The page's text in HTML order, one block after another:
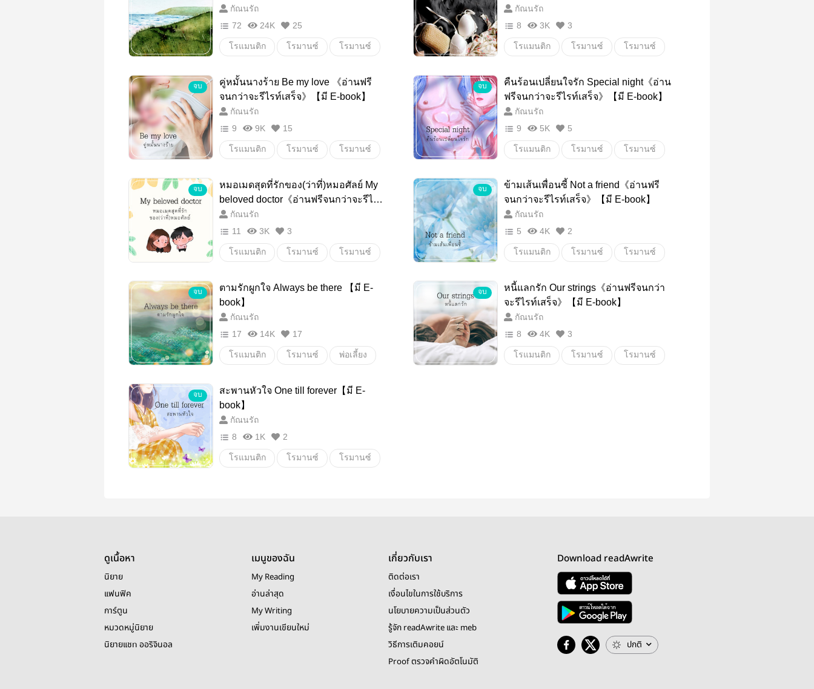
กัณนรัถ
72
24K 25
โรแมนติก โรมานซ์ โรมานซ์
กัณนรัถ
8
3K 3
โรแมนติก โรมานซ์ โรมานซ์
โรแมนติก
จบ
คู่หมั้นนางร้าย Be my love 《อ่านฟรี
จนกว่าจะรีไรท์เสร็จ》【มี E-book】
กัณนรัถ
9
9K 15
โรแมนติก โรมานซ์ โรมานซ์
โรแมนติก
จบ
คืนร้อนเปลี่ยนใจรัก Special night《อ่าน
ฟรีจนกว่าจะรีไรท์เสร็จ》【มี E-book】
กัณนรัถ
9
5K 5
โรแมนติก โรมานซ์ โรมานซ์
โรแมนติก
จบ
หมอเมดสุดที่รักของ(ว่าที่)หมอศัลย์ My
beloved doctor《อ่านฟรีจนกว่าจะรีไรท์
เสร็จ》【มี E-book】
กัณนรัถ
11
3K 3
โรแมนติก โรมานซ์ โรมานซ์
โรแมนติก
จบ
ข้ามเส้นเพื่อนซี้ Not a friend《อ่านฟรี
จนกว่าจะรีไรท์เสร็จ》【มี E-book】
กัณนรัถ
5
4K 2
โรแมนติก โรมานซ์ โรมานซ์
โรแมนติก
จบ
ตามรักผูกใจ Always be there 【มี E-
book】
กัณนรัถ
17
14K 17
โรแมนติก โรมานซ์ พ่อเลี้ยง
โรแมนติก
จบ
หนี้แลกรัก Our strings《อ่านฟรีจนกว่า
จะรีไรท์เสร็จ》【มี E-book】
กัณนรัถ
8
4K 3
โรแมนติก โรมานซ์ โรมานซ์
จบ
สะพานหัวใจ One till forever【มี E-
book】
กัณนรัถ
8
1K 2
โรแมนติก โรมานซ์ โรมานซ์
ดูเนื้อหา
นิยาย
แฟนฟิค
การ์ตูน
หมวดหมู่นิยาย
นิยายแชท ออริจินอล
เมนูของฉัน
My Reading
อ่านล่าสุด
My Writing
เพิ่มงานเขียนใหม่
เกี่ยวกับเรา
ติดต่อเรา
เงื่อนไขในการใช้บริการ
นโยบายความเป็นส่วนตัว
รู้จัก readAwrite และ meb
วิธีการเติมคอยน์
Proof ตรวจคำผิดอัตโนมัติ
Download readAwrite
ปกติ